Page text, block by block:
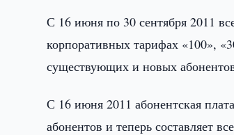
С 16 июня по 30 сентября 2011
корпоративных тарифах «100»,
существующих и новых
С 16 июня 2011 абонентская
абонентов и теперь составляет